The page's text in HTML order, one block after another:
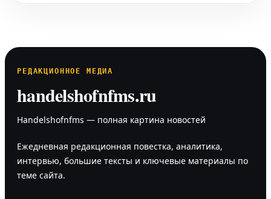
РЕДАКЦИОННОЕ МЕДИА
handelshofnfms.ru
Handelshofnfms — полная картина новостей
Ежедневная редакционная повестка, аналитика,
интервью, большие тексты и ключевые материалы по
теме сайта.